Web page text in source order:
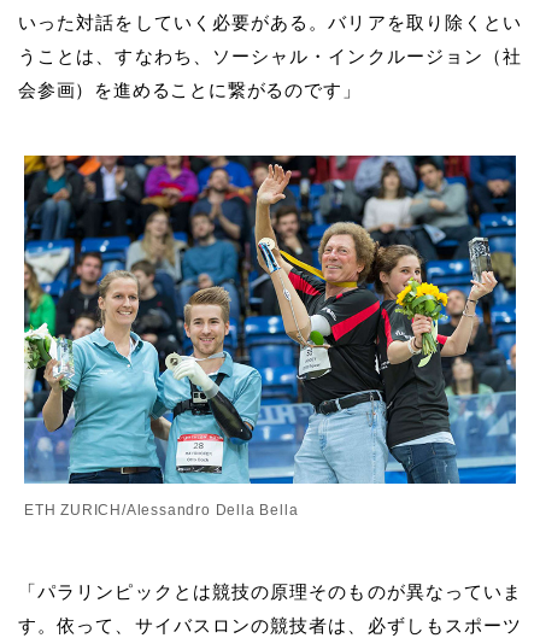
いった対話をしていく必要がある。バリアを取り除くとい
うことは、すなわち、ソーシャル・インクルージョン（社
会参画）を進めることに繋がるのです」
ETH ZURICH/Alessandro Della Bella
「パラリンピックとは競技の原理そのものが異なっていま
す。依って、サイバスロンの競技者は、必ずしもスポーツ